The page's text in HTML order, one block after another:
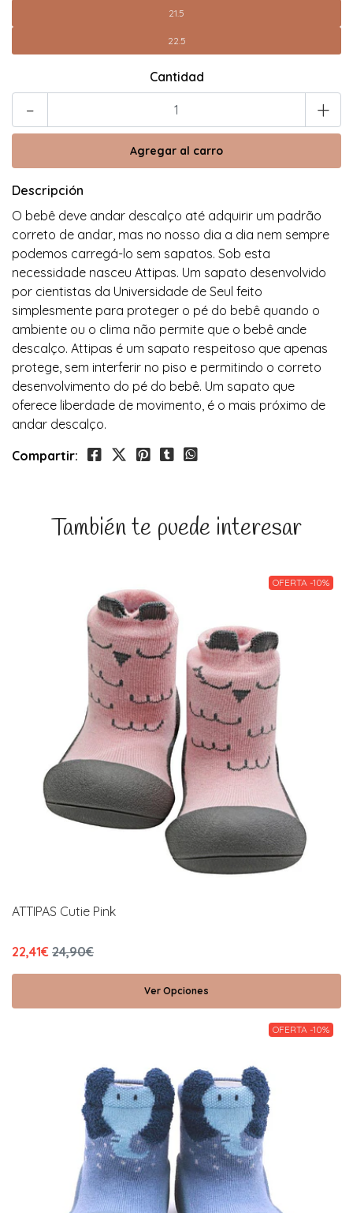
21.5
22.5
Cantidad
- +
Descripción
O bebê deve andar descalço até adquirir um padrão
correto de andar, mas no nosso dia a dia nem sempre
podemos carregá-lo sem sapatos. Sob esta
necessidade nasceu Attipas. Um sapato desenvolvido
por cientistas da Universidade de Seul feito
simplesmente para proteger o pé do bebê quando o
ambiente ou o clima não permite que o bebê ande
descalço. Attipas é um sapato respeitoso que apenas
protege, sem interferir no piso e permitindo o correto
desenvolvimento do pé do bebê. Um sapato que
oferece liberdade de movimento, é o mais próximo de
andar descalço.
Compartir:
También te puede interesar
OFERTA -10%
ATTIPAS Cutie Pink
22,41€ 24,90€
Ver Opciones
OFERTA -10%